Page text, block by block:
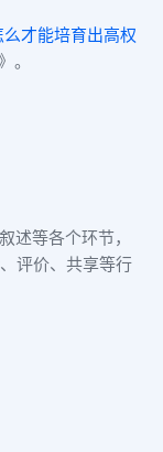
才能培育出高权
。
述等各个环节，
评价、共享等行